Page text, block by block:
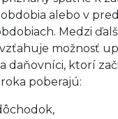
alebo v
Medzi
možnosť
daňovníci, ktorí
poberajú: